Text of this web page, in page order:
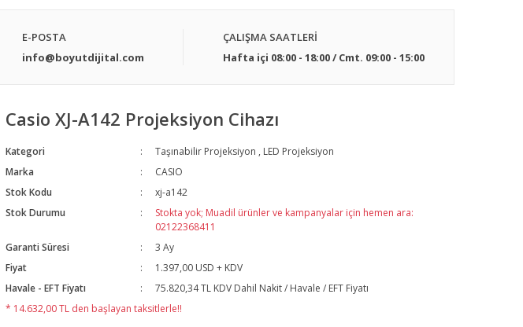
E-POSTA
info@boyutdijital.com
ÇALIŞMA SAATLERİ
Hafta içi 08:00 - 18:00 / Cmt. 09:00 - 15:00
Casio XJ-A142 Projeksiyon Cihazı
Kategori Taşınabilir Projeksiyon , LED Projeksiyon
Marka
CASIO
Stok Kodu
xj-a142
Stok Durumu
Stokta yok; Muadil ürünler ve kampanyalar için hemen ara:
02122368411
Garanti Süresi
3 Ay
Fiyat
1.397,00 USD + KDV
Havale - EFT Fiyatı
75.820,34 TL KDV Dahil Nakit / Havale / EFT Fiyatı
* 14.632,00 TL den başlayan taksitlerle!!